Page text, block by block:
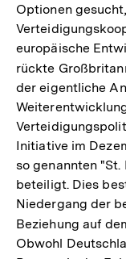
Optionen
europäische
rückte
der eigentliche
Initiative im
so genannten
beteiligt. Dies
Niedergang der
Beziehung auf
Obwohl